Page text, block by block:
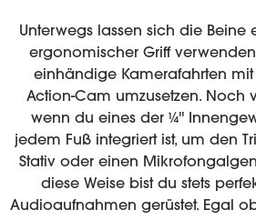
Unterwegs lassen sich die
ergonomischer Griff
einhändige Kamerafahrten
Action-Cam umzusetzen. Noch
wenn du eines der ¼''
jedem Fuß integriert ist, um den
Stativ oder einen
diese Weise bist du stets
Audioaufnahmen gerüstet. Egal